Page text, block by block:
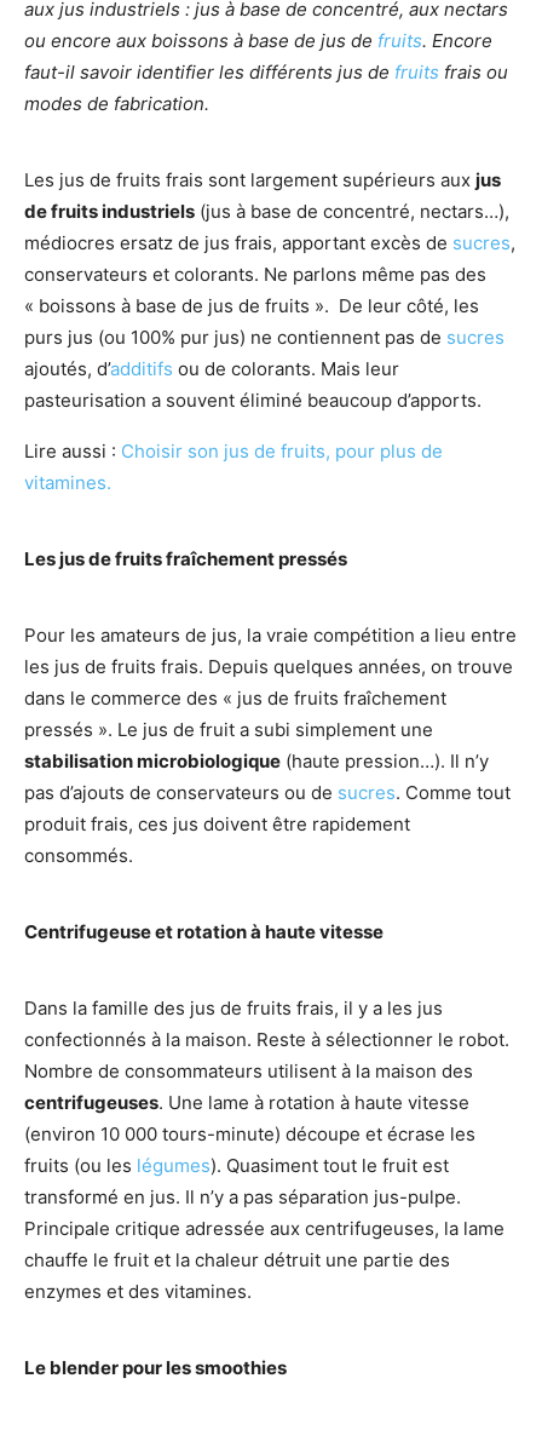
aux jus industriels : jus à base de concentré, aux nectars
ou encore aux boissons à base de jus de fruits. Encore
faut-il savoir identifier les différents jus de fruits frais ou
modes de fabrication.
Les jus de fruits frais sont largement supérieurs aux jus
de fruits industriels (jus à base de concentré, nectars…),
médiocres ersatz de jus frais, apportant excès de sucres,
conservateurs et colorants. Ne parlons même pas des
« boissons à base de jus de fruits ». De leur côté, les
purs jus (ou 100% pur jus) ne contiennent pas de sucres
ajoutés, d’additifs ou de colorants. Mais leur
pasteurisation a souvent éliminé beaucoup d’apports.
Lire aussi : Choisir son jus de fruits, pour plus de
vitamines.
Les jus de fruits fraîchement pressés
Pour les amateurs de jus, la vraie compétition a lieu entre
les jus de fruits frais. Depuis quelques années, on trouve
dans le commerce des « jus de fruits fraîchement
pressés ». Le jus de fruit a subi simplement une
stabilisation microbiologique (haute pression…). Il n’y
pas d’ajouts de conservateurs ou de sucres. Comme tout
produit frais, ces jus doivent être rapidement
consommés.
Centrifugeuse et rotation à haute vitesse
Dans la famille des jus de fruits frais, il y a les jus
confectionnés à la maison. Reste à sélectionner le robot.
Nombre de consommateurs utilisent à la maison des
centrifugeuses. Une lame à rotation à haute vitesse
(environ 10 000 tours-minute) découpe et écrase les
fruits (ou les légumes). Quasiment tout le fruit est
transformé en jus. Il n’y a pas séparation jus-pulpe.
Principale critique adressée aux centrifugeuses, la lame
chauffe le fruit et la chaleur détruit une partie des
enzymes et des vitamines.
Le blender pour les smoothies